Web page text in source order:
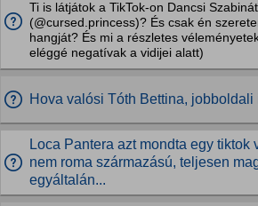
Ti is látjátok a TikTok-on Dancsi Szabinát
(@cursed.princess)? És csak én
hangját? És mi a részletes
eléggé negatívak a vidijei alatt)
Hova valósi Tóth Bettina, jobboldali
Loca Pantera azt mondta egy tiktok
nem roma származású, teljesen
egyáltalán...